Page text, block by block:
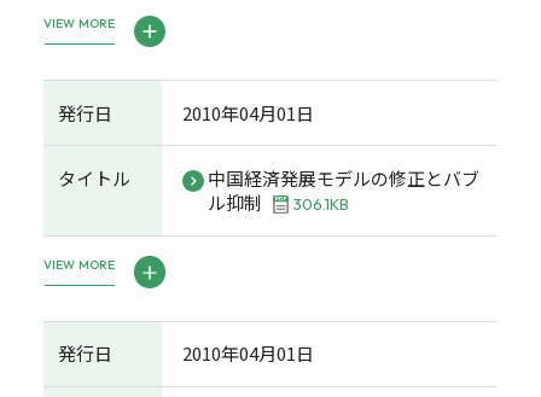
VIEW MORE
発行日 2010年04月01日
タイトル
中国経済発展モデルの修正とバブ
ル抑制
306.1KB
VIEW MORE
発行日 2010年04月01日